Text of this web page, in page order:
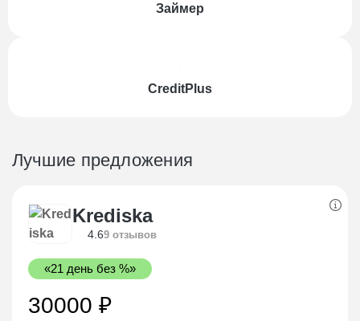
Займер
CreditPlus
Лучшие предложения
Krediska
4.69 отзывов
«21 день без %»
30000 ₽